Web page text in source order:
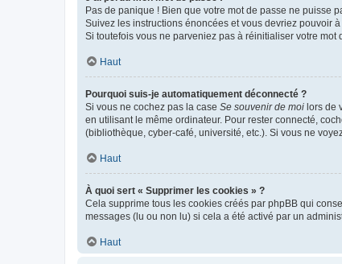
Pas de panique ! Bien que votre mot de passe ne puisse
Suivez les instructions énoncées et vous devriez pouvoir
Si toutefois vous ne parveniez pas à réinitialiser votre mot
Haut
Pourquoi suis-je automatiquement déconnecté ?
Si vous ne cochez pas la case Se souvenir de moi lors de
en utilisant le même ordinateur. Pour rester connecté,
(bibliothèque, cyber-café, université, etc.). Si vous ne
Haut
À quoi sert « Supprimer les cookies » ?
Cela supprime tous les cookies créés par phpBB qui
messages (lu ou non lu) si cela a été activé par un
Haut